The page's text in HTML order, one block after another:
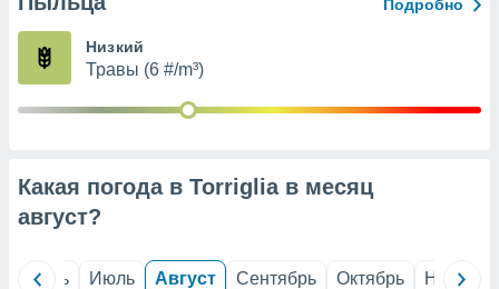
из
Подробно
Низкий
Травы (6 #/m³)
Какая погода в Torriglia в месяц
август?
Июнь Июль Август Сентябрь Октябрь Ноябрь